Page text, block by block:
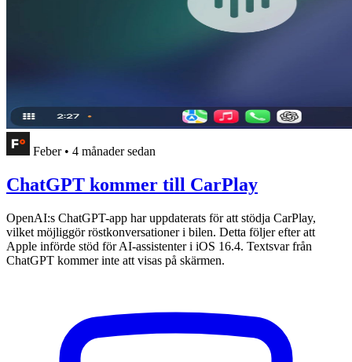
Feber • 4 månader sedan
ChatGPT kommer till CarPlay
OpenAI:s ChatGPT-app har uppdaterats för att stödja CarPlay,
vilket möjliggör röstkonversationer i bilen. Detta följer efter att
Apple införde stöd för AI-assistenter i iOS 16.4. Textsvar från
ChatGPT kommer inte att visas på skärmen.